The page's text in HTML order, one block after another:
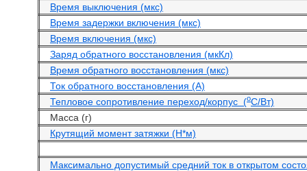
Время выключения (мкс)
Время задержки включения (мкс)
Время включения (мкс)
Заряд обратного восстановления (мкКл)
Время обратного восстановления (мкс)
Ток обратного восстановления (А)
Тепловое сопротивление переход/корпус (oС/Вт)
Масса (г)
Крутящий момент затяжки (Н*м)
Максимально допустимый средний ток в открытом